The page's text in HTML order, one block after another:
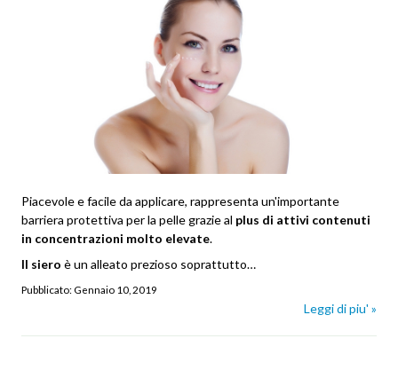
Piacevole e facile da applicare, rappresenta un'importante
barriera protettiva per la pelle grazie al plus di attivi contenuti
in concentrazioni molto elevate.
Il siero è un alleato prezioso soprattutto…
Pubblicato: Gennaio 10, 2019
Leggi di piu' »